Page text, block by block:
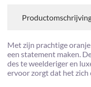
Met zijn prachtige
een statement maken.
des te weelderiger en
ervoor zorgt dat het zich